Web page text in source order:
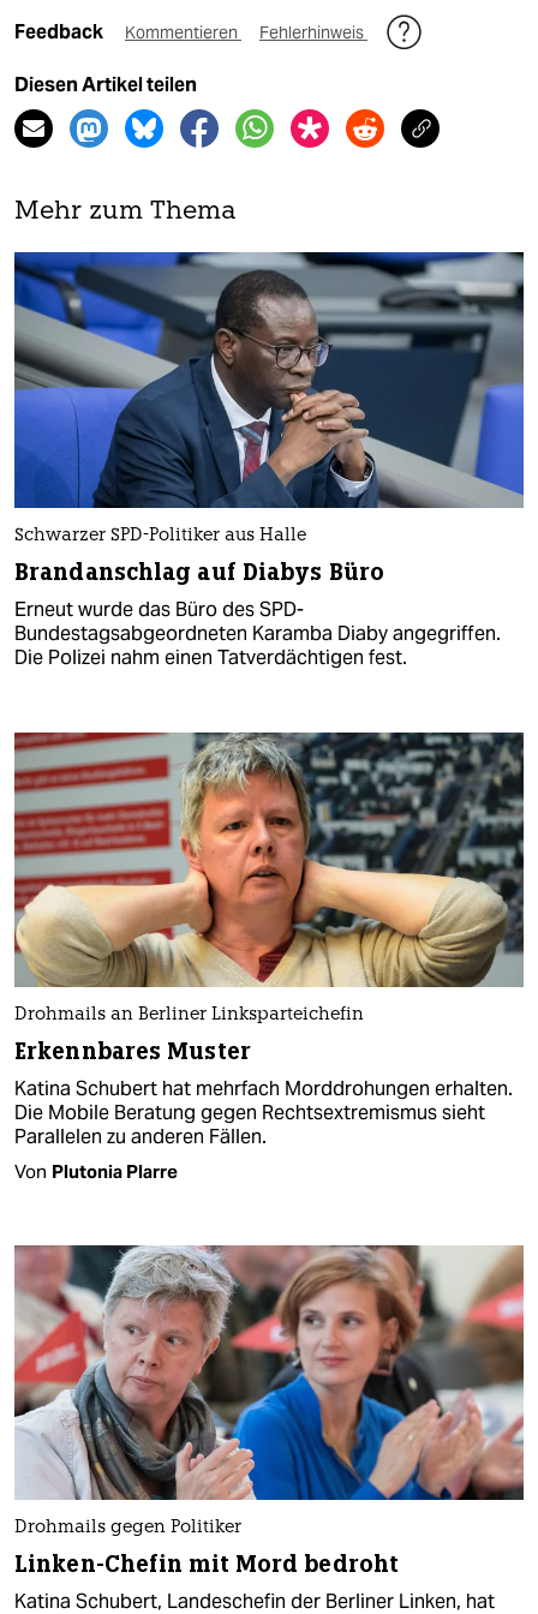
Feedback Kommentieren Fehlerhinweis
Diesen Artikel teilen
Mehr zum Thema
Schwarzer SPD-Politiker aus Halle
Brandanschlag auf Diabys Büro
Erneut wurde das Büro des SPD-
Bundestagsabgeordneten Karamba Diaby angegriffen.
Die Polizei nahm einen Tatverdächtigen fest.
Drohmails an Berliner Linksparteichefin
Erkennbares Muster
Katina Schubert hat mehrfach Morddrohungen erhalten.
Die Mobile Beratung gegen Rechtsextremismus sieht
Parallelen zu anderen Fällen.
Von Plutonia Plarre
Drohmails gegen Politiker
Linken-Chefin mit Mord bedroht
Katina Schubert, Landeschefin der Berliner Linken, hat